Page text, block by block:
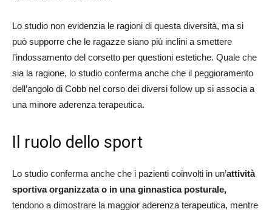
Lo studio non evidenzia le ragioni di questa diversità, ma si
può supporre che le ragazze siano più inclini a smettere
l’indossamento del corsetto per questioni estetiche. Quale che
sia la ragione, lo studio conferma anche che il peggioramento
dell’angolo di Cobb nel corso dei diversi follow up si associa a
una minore aderenza terapeutica.
Il ruolo dello sport
Lo studio conferma anche che i pazienti coinvolti in un’attività
sportiva organizzata o in una ginnastica posturale,
tendono a dimostrare la maggior aderenza terapeutica, mentre